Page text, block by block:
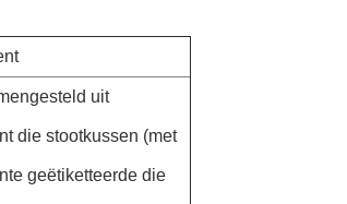
uit
die stootkussen (met
geëtiketteerde die